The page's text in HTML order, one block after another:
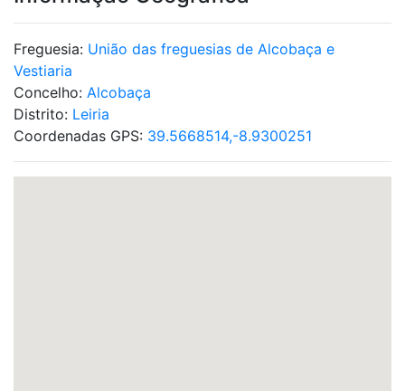
Freguesia: União das freguesias de Alcobaça e
Vestiaria
Concelho: Alcobaça
Distrito: Leiria
Coordenadas GPS: 39.5668514,-8.9300251